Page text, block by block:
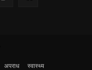
अपराध स्वास्थ्य